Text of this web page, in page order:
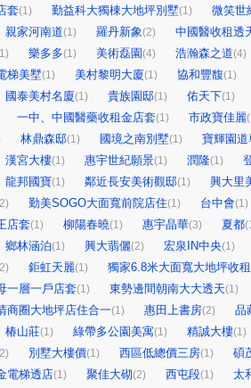
套(1) 勤益科大獨棟大地坪別墅(1)
微笑世
親家河南道(1) 羅丹新象(2)
中國醫收租透
樂多多(1) 美術磊園 (4) 浩瀚森之道(4)
梯美墅(1) 美村黎明大廈(1) 協和豐馥(1)
國泰美村名廈(1) 貴族園邸(1) 佑天下(1)
一中、中國醫藥收租金店套(1) 市政寶佳麗
林鼎森邸(1) 國境之南別墅(1)
寶輝園道
漢宮大樓(1) 惠宇世紀願景(1) 潤隆(1)
龍邦國寶(1) 鄰近長安美術觀邸(1)
興大里
勤美SOGO大面寬前院店住(1) 台中會(1)
店套(1) 柳陽春曉(1) 惠宇晶華(3) 夏都
鄉林涵泊(1) 興大翡儷(2) 宏泉IN中央(1)
鉅虹天麗(1)
獨家6.8米大面寬大地坪收
一層一戶店套(1) 東勢邊間朝南大大透天(1)
商圈大地坪店住合一(1) 惠田上書房(2)
品
椿山莊(1) 綠帶多公園美寓(1) 精誠大樓(1)
別墅大樓價(1) 西區低總價三房(1)
碩
電梯透店(1) 聚佳大砌(2) 西屯段(1)
太